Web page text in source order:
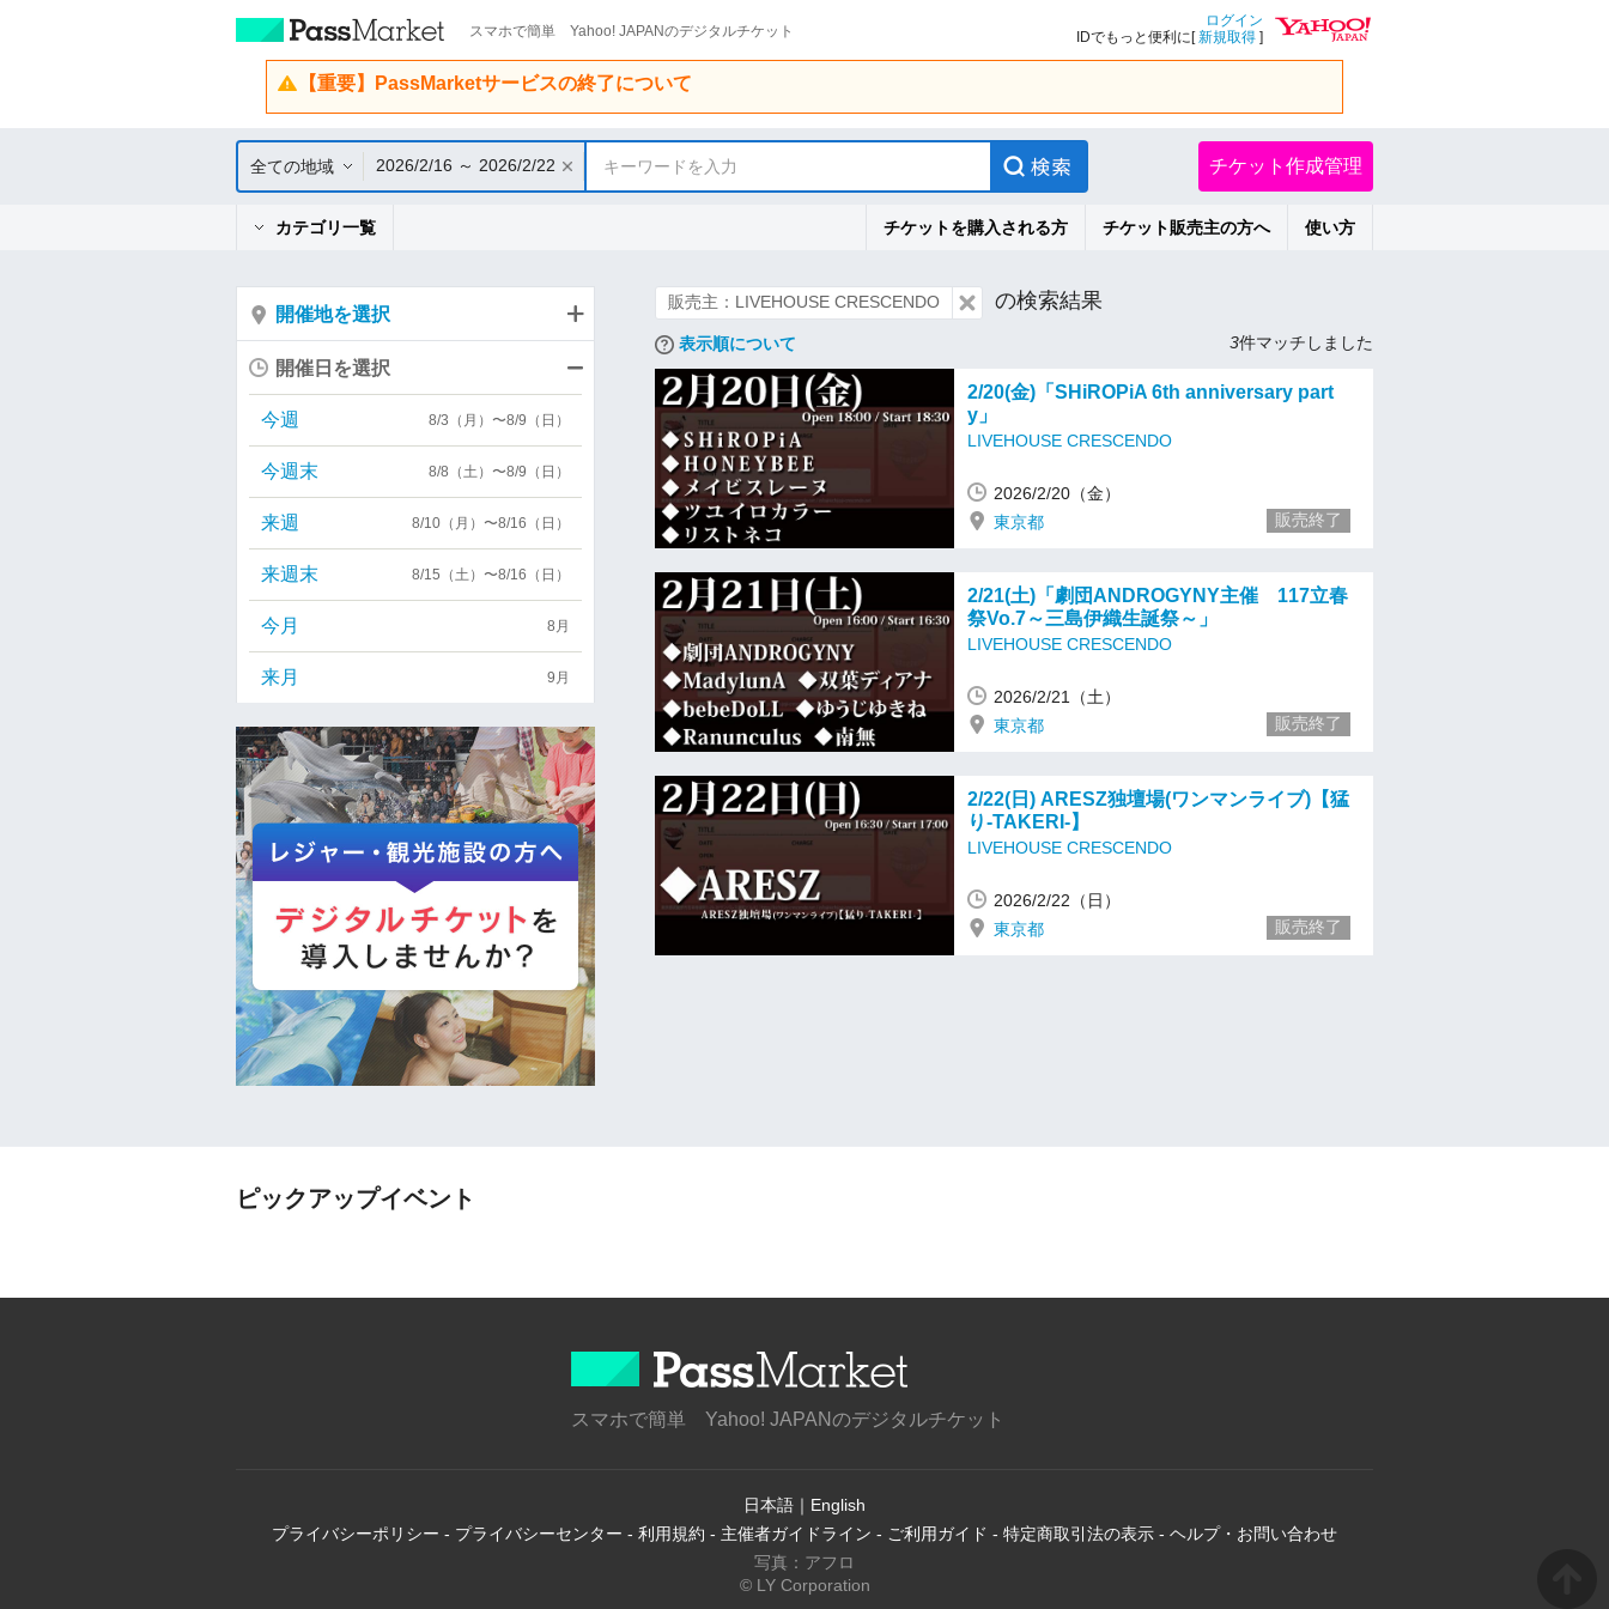
スマホで簡単 Yahoo! JAPANのデジタルチケット
ログイン
IDでもっと便利に[新規取得 ]
【重要】PassMarketサービスの終了について
全ての地域 2026/2/16 ～ 2026/2/22 キーワードを入力 チケット作成管理
カテゴリ一覧 チケットを購入される方 チケット販売主の方へ 使い方
販売主：LIVEHOUSE CRESCENDO の検索結果
表示順について 3件マッチしました
2/20(金)「SHiROPiA 6th anniversary part
y」
LIVEHOUSE CRESCENDO
2026/2/20（金）
東京都
販売終了
2/21(土)「劇団ANDROGYNY主催 117立春
祭Vo.7～三島伊織生誕祭～」
LIVEHOUSE CRESCENDO
2026/2/21（土）
東京都
販売終了
2/22(日) ARESZ独壇場(ワンマンライブ)【猛
り-TAKERI-】
LIVEHOUSE CRESCENDO
2026/2/22（日）
東京都
販売終了
開催地を選択
開催日を選択
今週 8/3（月）〜8/9（日）
今週末 8/8（土）〜8/9（日）
来週 8/10（月）〜8/16（日）
来週末 8/15（土）〜8/16（日）
今月 8月
来月 9月
ピックアップイベント
スマホで簡単 Yahoo! JAPANのデジタルチケット
日本語 ｜ English
プライバシーポリシー - プライバシーセンター - 利用規約 - 主催者ガイドライン - ご利用ガイド - 特定商取引法の表示 - ヘルプ・お問い合わせ
写真：アフロ
© LY Corporation